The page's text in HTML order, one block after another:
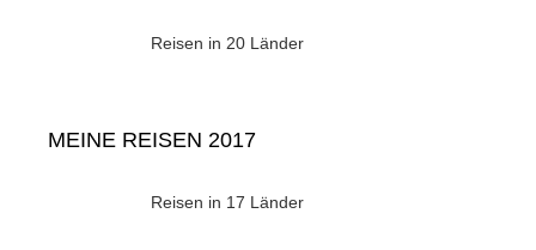
Reisen in 20 Länder
MEINE REISEN 2017
Reisen in 17 Länder